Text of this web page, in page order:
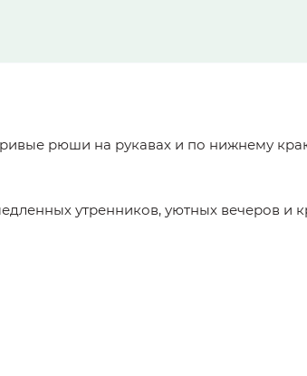
рюши на рукавах и по нижнему
утренников, уютных вечеров и